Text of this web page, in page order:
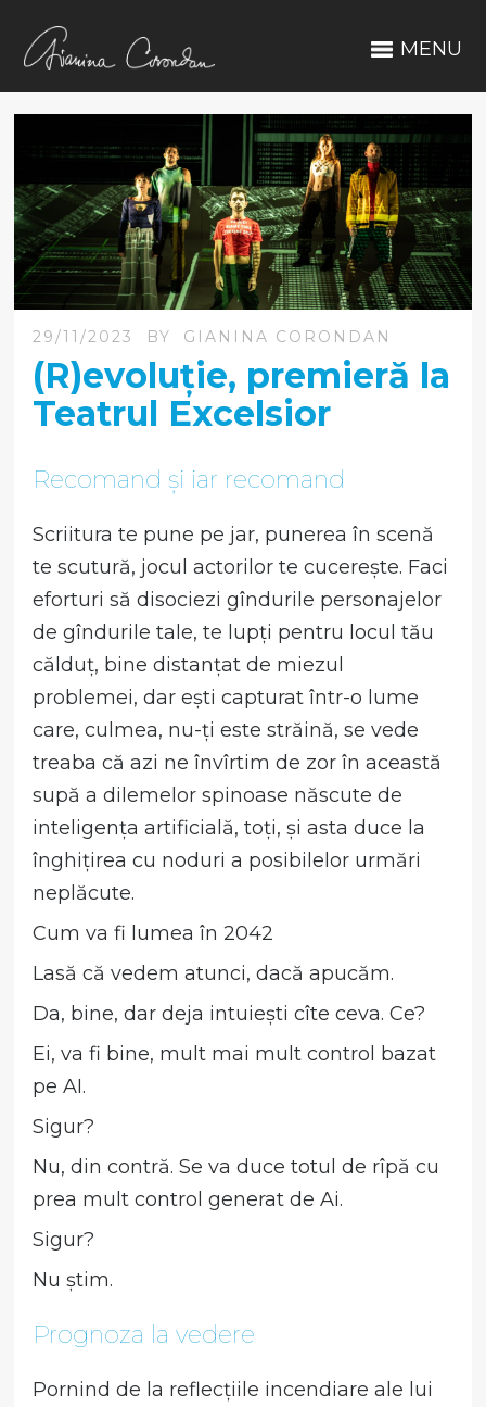
MENU
29/11/2023 BY GIANINA CORONDAN
(R)evoluție, premieră la
Teatrul Excelsior
Recomand și iar recomand
Scriitura te pune pe jar, punerea în scenă
te scutură, jocul actorilor te cucerește. Faci
eforturi să disociezi gîndurile personajelor
de gîndurile tale, te lupți pentru locul tău
călduț, bine distanțat de miezul
problemei, dar ești capturat într-o lume
care, culmea, nu-ți este străină, se vede
treaba că azi ne învîrtim de zor în această
supă a dilemelor spinoase născute de
inteligența artificială, toți, și asta duce la
înghițirea cu noduri a posibilelor urmări
neplăcute.
Cum va fi lumea în 2042
Lasă că vedem atunci, dacă apucăm.
Da, bine, dar deja intuiești cîte ceva. Ce?
Ei, va fi bine, mult mai mult control bazat
pe AI.
Sigur?
Nu, din contră. Se va duce totul de rîpă cu
prea mult control generat de Ai.
Sigur?
Nu știm.
Prognoza la vedere
Pornind de la reflecțiile incendiare ale lui